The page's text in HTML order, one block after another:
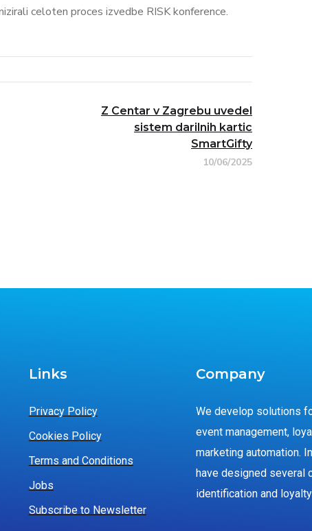
celoten proces izvedbe RISK konference.
Z Centar v Zagrebu uvedel
sistem darilnih kartic
SmartGifty
10/06/2025
Links
Privacy Policy
Cookies Policy
Terms and Conditions
Jobs
Subscribe to Newsletter
Company
We develop solutions
event management,
marketing automation.
have designed several
identification and